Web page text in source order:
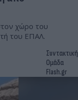
χώρο του
του ΕΠΑΛ.
Συντακτική
Ομάδα
Flash.gr